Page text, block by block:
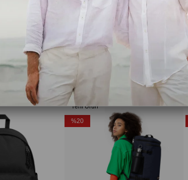
Eastpak
Ücretsiz Kargo
Yeni Ürün
%20